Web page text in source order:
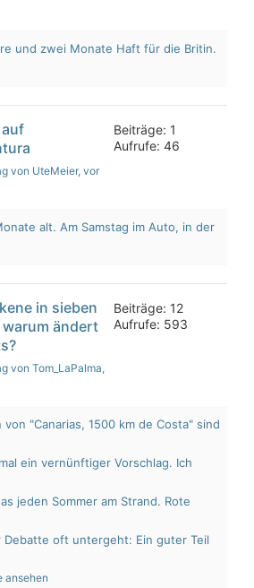
und zwei Monate Haft für die Britin.
auf
von UteMeier, vor
Beiträge: 1
Aufrufe: 46
alt. Am Samstag im Auto, in der
in sieben
ändert
von Tom_LaPalma,
Beiträge: 12
Aufrufe: 593
von "Canarias, 1500 km de Costa" sind
ein vernünftiger Vorschlag. Ich
jeden Sommer am Strand. Rote
Debatte oft untergeht: Ein guter Teil
ansehen